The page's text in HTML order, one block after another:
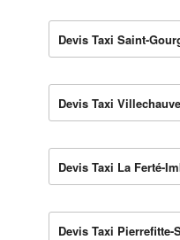
Devis Taxi Saint-
Devis Taxi Villechauve
Devis Taxi La Ferté-
Devis Taxi Pierrefitte-